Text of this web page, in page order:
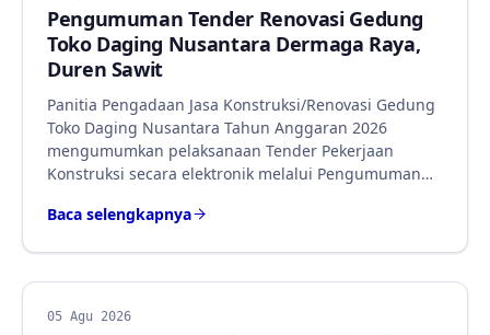
Pengumuman Tender Renovasi Gedung
Toko Daging Nusantara Dermaga Raya,
Duren Sawit
Panitia Pengadaan Jasa Konstruksi/Renovasi Gedung
Toko Daging Nusantara Tahun Anggaran 2026
mengumumkan pelaksanaan Tender Pekerjaan
Konstruksi secara elektronik melalui Pengumuman…
Baca selengkapnya
BERITA
05 Agu 2026